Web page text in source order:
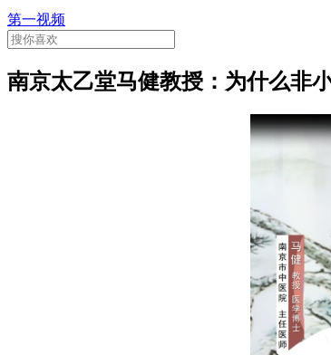
第一视频
南京太乙堂马健教授：为什么非